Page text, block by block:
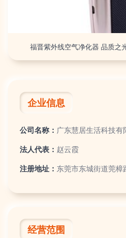
福晋紫外线空气净化器 品质之
企业信息
公司名称： 广东慧居生活科技有
法人代表： 赵云霞
注册地址： 东莞市东城街道莞樟
经营范围